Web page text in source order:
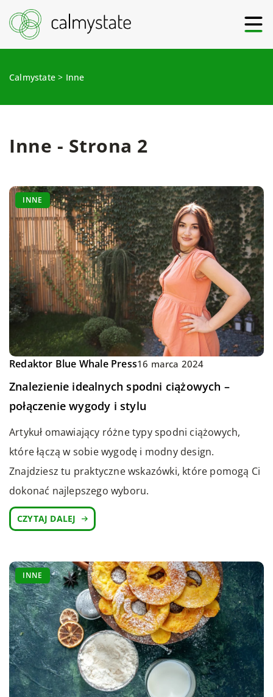
Calmystate > Inne
Inne - Strona 2
INNE
Redaktor Blue Whale Press16 marca 2024
Znalezienie idealnych spodni ciążowych –
połączenie wygody i stylu
Artykuł omawiający różne typy spodni ciążowych,
które łączą w sobie wygodę i modny design.
Znajdziesz tu praktyczne wskazówki, które pomogą Ci
dokonać najlepszego wyboru.
CZYTAJ DALEJ
INNE